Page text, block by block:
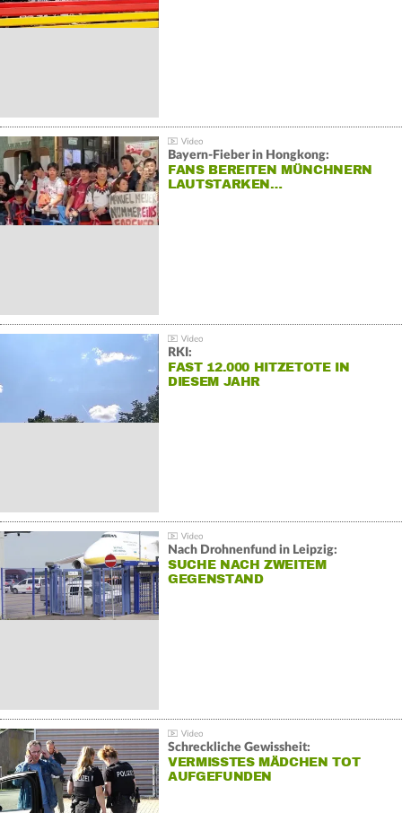
Bayern-Fieber in Hongkong:
FANS BEREITEN MÜNCHNERN
LAUTSTARKEN…
RKI:
FAST 12.000 HITZETOTE IN
DIESEM JAHR
Nach Drohnenfund in Leipzig:
SUCHE NACH ZWEITEM
GEGENSTAND
Schreckliche Gewissheit:
VERMISSTES MÄDCHEN TOT
AUFGEFUNDEN